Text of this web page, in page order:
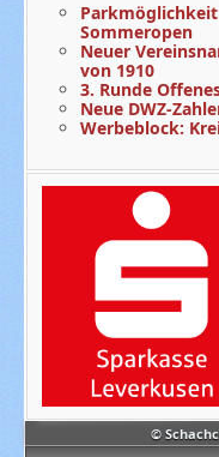
©
Sommeropen
Neuer
von 1910
3. Runde
Neue DWZ-
Werbeblock: